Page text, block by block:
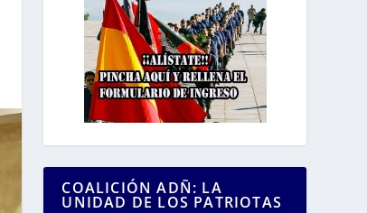
COALICIÓN ADÑ: LA
UNIDAD DE LOS PATRIOTAS